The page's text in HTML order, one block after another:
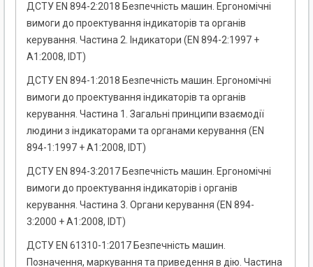
ДСТУ EN 894-2:2018 Безпечність машин. Ергономічні
вимоги до проектування індикаторів та органів
керування. Частина 2. Індикатори (EN 894-2:1997 +
А1:2008, IDT)
ДСТУ EN 894-1:2018 Безпечність машин. Ергономічні
вимоги до проектування індикаторів та органів
керування. Частина 1. Загальні принципи взаємодії
людини з індикаторами та органами керування (EN
894-1:1997 + А1:2008, IDT)
ДСТУ EN 894-3:2017 Безпечність машин. Ергономічні
вимоги до проектування індикаторів і органів
керування. Частина 3. Органи керування (EN 894-
3:2000 + A1:2008, IDT)
ДСТУ EN 61310-1:2017 Безпечність машин.
Позначення, маркування та приведення в дію. Частина